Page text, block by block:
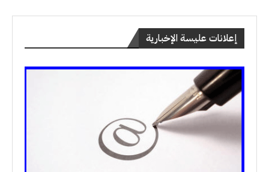
إعلانات عليسة الإخبارية